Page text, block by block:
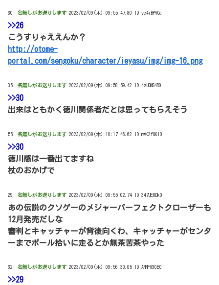
30: 名無しがお送りします 2023/02/09(木) 09:55:47.80 ID:ve4rBPVOa
>>26
こうすりゃええんか？
http://otome-
portal.com/sengoku/character/ieyasu/img/img-16.png
35: 名無しがお送りします 2023/02/09(木) 09:58:59.42 ID:4zUQMS4R0
>>30
出来はともかく徳川関係者だとは思ってもらえそう
55: 名無しがお送りします 2023/02/09(木) 10:17:46.62 ID:nwK2fQKl0
>>30
徳川感は一番出てますね
杖のおかげで
29: 名無しがお送りします 2023/02/09(木) 09:55:02.74 ID:347UE8Dk0
あの伝説のクソゲーのメジャーパーフェクトクローザーも
12月発売だしな
審判とキャッチャーが背後向くわ、キャッチャーがセンタ
ーまでボール拾いに走るとか無茶苦茶やった
32: 名無しがお送りします 2023/02/09(木) 09:56:30.05 ID:ANNFG30E0
>>29